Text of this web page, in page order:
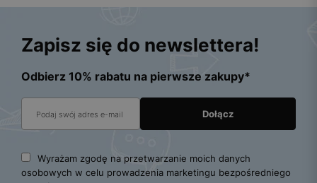
Zapisz się do newslettera!
Odbierz 10% rabatu na pierwsze zakupy*
Wyrażam zgodę na przetwarzanie moich danych
osobowych w celu prowadzenia marketingu bezpośredniego